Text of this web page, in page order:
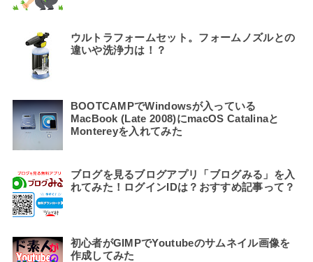
ウルトラフォームセット。フォームノズルとの
違いや洗浄力は！？
BOOTCAMPでWindowsが入っている
MacBook (Late 2008)にmacOS Catalinaと
Montereyを入れてみた
ブログを見るブログアプリ「ブログみる」を入
れてみた！ログインIDは？おすすめ記事って？
初心者がGIMPでYoutubeのサムネイル画像を
作成してみた